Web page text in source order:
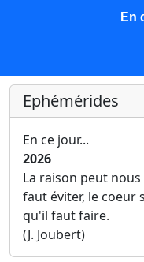
Les
Ephémérides
En ce jour...
2026
La raison peut
faut éviter, le coeur
qu'il faut faire.
(J. Joubert)
En